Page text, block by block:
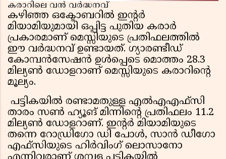
കരാറിലെ വൻ വർദ്ധനവ്
കഴിഞ്ഞ ഒക്ടോബറിൽ ഇൻ്റർ
മിയാമിയുമായി ഒപ്പിട്ട പുതിയ കരാർ
പ്രകാരമാണ് മെസ്സിയുടെ പ്രതിഫലത്തിൽ
ഈ വർദ്ധനവ് ഉണ്ടായത്. ഗ്യാരണ്ടീഡ്
കോമ്പൻസേഷൻ ഉൾപ്പെടെ മൊത്തം 28.3
മില്യൺ ഡോളറാണ് മെസ്സിയുടെ കരാറിൻ്റെ
മൂല്യം.
പട്ടികയിൽ രണ്ടാമതുള്ള എൽഎഎഫ്‌സി
താരം സൺ ഹ്യൂങ് മിന്നിൻ്റെ പ്രതിഫലം 11.2
മില്യൺ ഡോളറാണ്. ഇൻ്റർ മിയാമിയുടെ
തന്നെ റോഡ്രിഗോ ഡി പോൾ, സാൻ ഡീഗോ
എഫ്‌സിയുടെ ഹിർവിംഗ് ലൊസാനോ